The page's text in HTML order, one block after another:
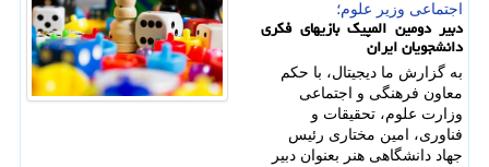
اجتماعی وزیر علوم؛
دبیر دومین المپیک بازیهای فکری
دانشجویان ایران
به گزارش ما دیجیتال، با حکم
معاون فرهنگی و اجتماعی
وزارت علوم، تحقیقات و
فناوری، امین مختاری رئیس
جهاد دانشگاهی هنر بعنوان دبیر